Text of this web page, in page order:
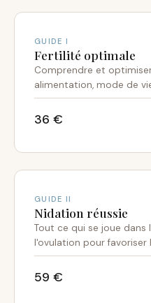
GUIDE I
Fertilité optimale
Comprendre et
alimentation, mode de
36 €
GUIDE II
Nidation réussie
Tout ce qui se joue dans
l'ovulation pour favoriser
59 €